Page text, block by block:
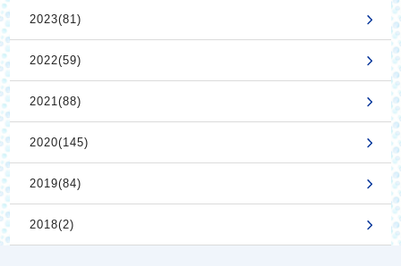
2023(81)
2022(59)
2021(88)
2020(145)
2019(84)
2018(2)